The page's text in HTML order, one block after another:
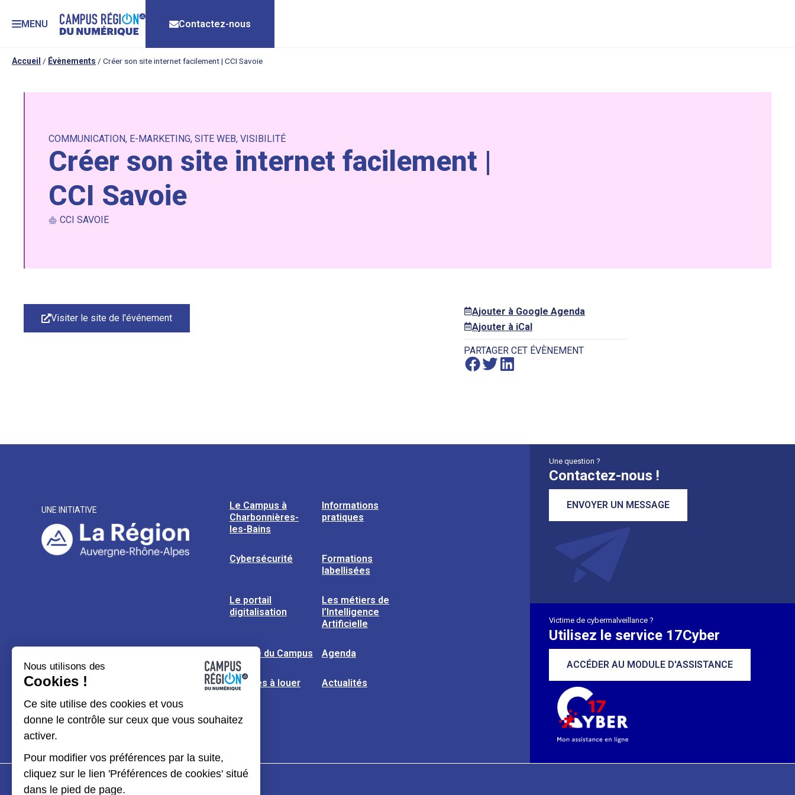
MENU Contactez-nous
Accueil / Évènements / Créer son site internet facilement | CCI Savoie
COMMUNICATION, E-MARKETING, SITE WEB, VISIBILITÉ
Créer son site internet facilement |
CCI Savoie
CCI SAVOIE
Visiter le site de l'événement
Ajouter à Google Agenda
Ajouter à iCal
PARTAGER CET ÉVÈNEMENT
UNE INITIATIVE
Le Campus à
Charbonnières-
les-Bains
Informations
pratiques
Cybersécurité
Formations
labellisées
Le portail
digitalisation
Les métiers de
l’Intelligence
Artificielle
L’usine du Campus Agenda
Espaces à louer Actualités
Une question ?
Contactez-nous !
ENVOYER UN MESSAGE
Victime de cybermalveillance ?
Utilisez le service 17Cyber
ACCÉDER AU MODULE D'ASSISTANCE
Nous utilisons des
Cookies !
Ce site utilise des cookies et vous
donne le contrôle sur ceux que vous souhaitez
activer.
Pour modifier vos préférences par la suite,
cliquez sur le lien 'Préférences de cookies' situé
dans le pied de page.